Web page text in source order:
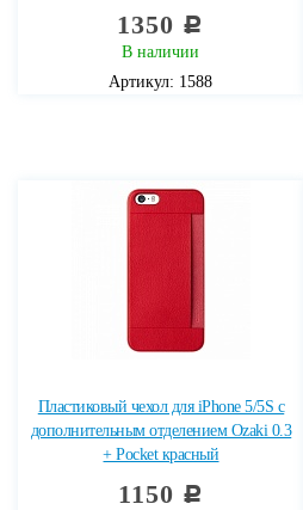
1350 c
В наличии
Артикул: 1588
Пластиковый чехол для iPhone 5/5S с
дополнительным отделением Ozaki 0.3
+ Pocket красный
1150 c